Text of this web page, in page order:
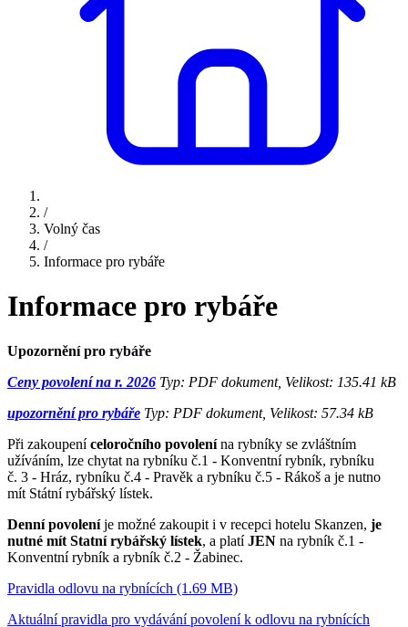
/
Volný čas
/
Informace pro rybáře
Informace pro rybáře
Upozornění pro rybáře
Ceny povolení na r. 2026 Typ: PDF dokument, Velikost: 135.41 kB
upozornění pro rybáře Typ: PDF dokument, Velikost: 57.34 kB
Při zakoupeníceloročního povolenína rybníky se zvláštním
užíváním, lze chytat na rybníku č.1 - Konventní rybník, rybníku
č. 3 - Hráz, rybníku č.4 - Pravěk a rybníku č.5 - Rákoš a je nutno
mít Státní rybářský lístek.
Denní povoleníje možné zakoupit i v recepci hotelu Skanzen, je
nutné mít Statní rybářský lístek, a platíJEN na rybník č.1 -
Konventní rybník a rybník č.2 - Žabinec.
Pravidla odlovu na rybnících (1.69 MB)
Aktuální pravidla pro vydávání povolení k odlovu na rybnících